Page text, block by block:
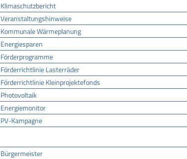
Klimaschutzbericht
Veranstaltungshinweise
Kommunale Wärmeplanung
Energiesparen
Förderprogramme
Förderrichtlinie Lasterräder
Förderrichtlinie Kleinprojektefonds
Photovoltaik
Energiemonitor
PV-Kampagne
Bürgermeister